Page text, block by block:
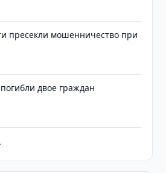
пресекли мошенничество при
двое граждан